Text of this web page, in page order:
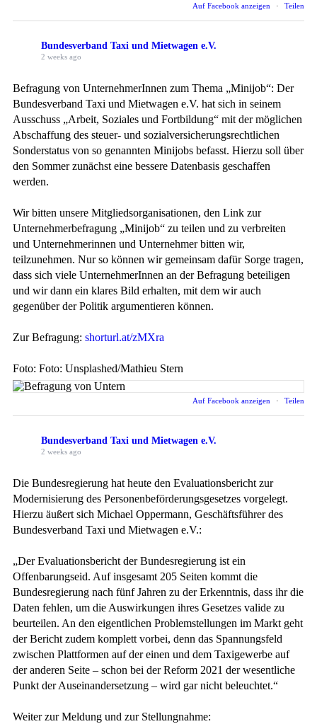
Auf Facebook anzeigen · Teilen
Bundesverband Taxi und Mietwagen e.V.
2 weeks ago
Befragung von UnternehmerInnen zum Thema „Minijob“: Der
Bundesverband Taxi und Mietwagen e.V. hat sich in seinem
Ausschuss „Arbeit, Soziales und Fortbildung“ mit der möglichen
Abschaffung des steuer- und sozialversicherungsrechtlichen
Sonderstatus von so genannten Minijobs befasst. Hierzu soll über
den Sommer zunächst eine bessere Datenbasis geschaffen
werden.
Wir bitten unsere Mitgliedsorganisationen, den Link zur
Unternehmerbefragung „Minijob“ zu teilen und zu verbreiten
und Unternehmerinnen und Unternehmer bitten wir,
teilzunehmen. Nur so können wir gemeinsam dafür Sorge tragen,
dass sich viele UnternehmerInnen an der Befragung beteiligen
und wir dann ein klares Bild erhalten, mit dem wir auch
gegenüber der Politik argumentieren können.
Zur Befragung: shorturl.at/zMXra
Foto: Foto: Unsplashed/Mathieu Stern
Auf Facebook anzeigen · Teilen
Bundesverband Taxi und Mietwagen e.V.
2 weeks ago
Die Bundesregierung hat heute den Evaluationsbericht zur
Modernisierung des Personenbeförderungsgesetzes vorgelegt.
Hierzu äußert sich Michael Oppermann, Geschäftsführer des
Bundesverband Taxi und Mietwagen e.V.:
„Der Evaluationsbericht der Bundesregierung ist ein
Offenbarungseid. Auf insgesamt 205 Seiten kommt die
Bundesregierung nach fünf Jahren zu der Erkenntnis, dass ihr die
Daten fehlen, um die Auswirkungen ihres Gesetzes valide zu
beurteilen. An den eigentlichen Problemstellungen im Markt geht
der Bericht zudem komplett vorbei, denn das Spannungsfeld
zwischen Plattformen auf der einen und dem Taxigewerbe auf
der anderen Seite – schon bei der Reform 2021 der wesentliche
Punkt der Auseinandersetzung – wird gar nicht beleuchtet.“
Weiter zur Meldung und zur Stellungnahme: